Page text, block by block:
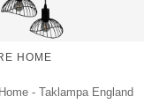
- Taklampa England
HOME